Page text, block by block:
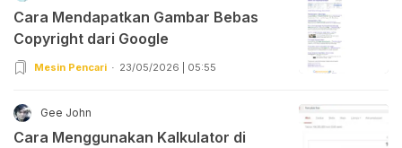
Cara Mendapatkan Gambar Bebas
Copyright dari Google
Mesin Pencari 23/05/2026 | 05:55
Gee John
Cara Menggunakan Kalkulator di